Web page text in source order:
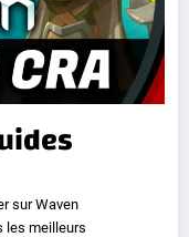
sur Waven
les meilleurs